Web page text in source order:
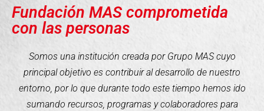
Fundación MAS comprometida
con las personas
Somos una institución creada por Grupo MAS cuyo
principal objetivo es contribuir al desarrollo de nuestro
entorno, por lo que durante todo este tiempo hemos ido
sumando recursos, programas y colaboradores para